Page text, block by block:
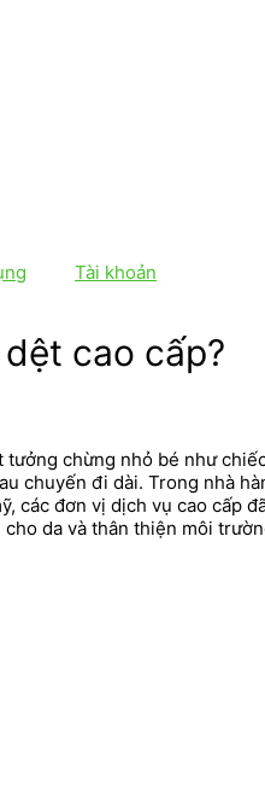
Tài khoản
cao cấp?
tưởng chừng nhỏ bé như
chuyến đi dài. Trong nhà
các đơn vị dịch vụ cao cấp
da và thân thiện môi